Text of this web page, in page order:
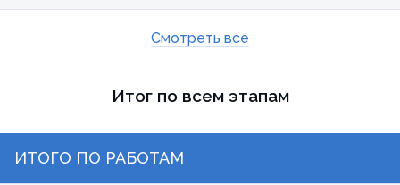
Смотреть все
Итог по всем этапам
ИТОГО ПО РАБОТАМ